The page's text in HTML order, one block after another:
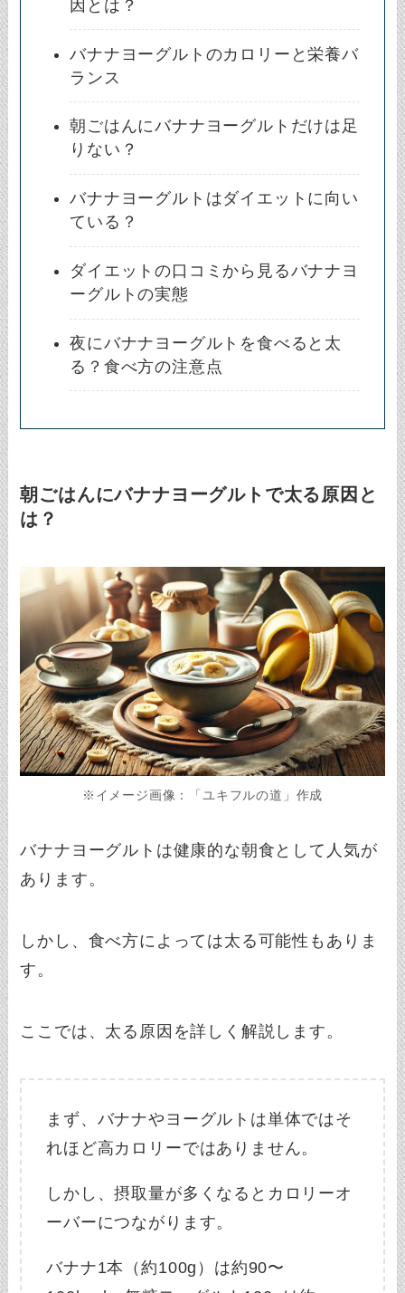
因とは？
バナナヨーグルトのカロリーと栄養バ
ランス
朝ごはんにバナナヨーグルトだけは足
りない？
バナナヨーグルトはダイエットに向い
ている？
ダイエットの口コミから見るバナナヨ
ーグルトの実態
夜にバナナヨーグルトを食べると太
る？食べ方の注意点
朝ごはんにバナナヨーグルトで太る原因と
は？
※イメージ画像：「ユキフルの道」作成
バナナヨーグルトは健康的な朝食として人気が
あります。
しかし、食べ方によっては太る可能性もありま
す。
ここでは、太る原因を詳しく解説します。
まず、バナナやヨーグルトは単体ではそ
れほど高カロリーではありません。
しかし、摂取量が多くなるとカロリーオ
ーバーにつながります。
バナナ1本（約100g）は約90〜